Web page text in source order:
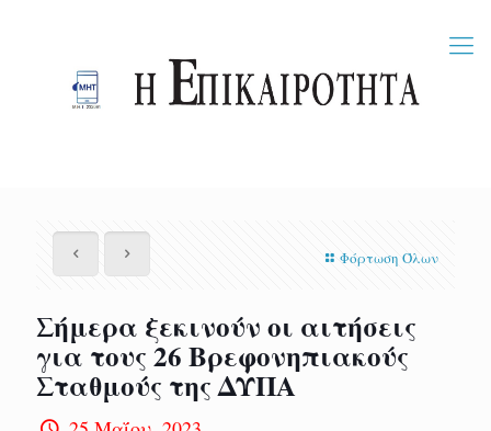
Φόρτωση Όλων
Σήμερα ξεκινούν οι αιτήσεις
για τους 26 Βρεφονηπιακούς
Σταθμούς της ΔΥΠΑ